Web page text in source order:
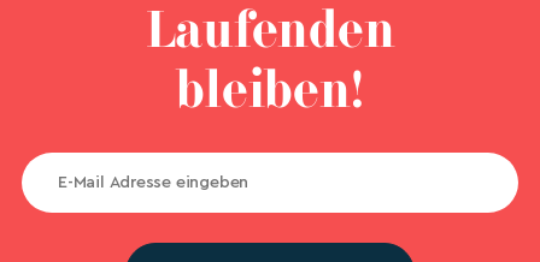
Laufenden
bleiben!